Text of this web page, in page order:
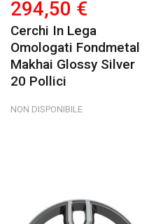
294,50 €
Cerchi In Lega
Omologati Fondmetal
Makhai Glossy Silver
20 Pollici
NON DISPONIBILE